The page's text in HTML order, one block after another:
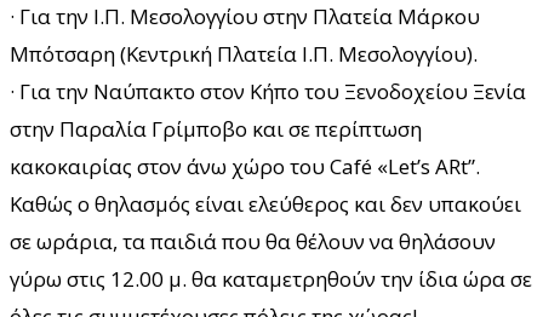
· Για την Ι.Π. Μεσολογγίου στην Πλατεία Μάρκου
Μπότσαρη (Κεντρική Πλατεία Ι.Π. Μεσολογγίου).
· Για την Ναύπακτο στον Κήπο του Ξενοδοχείου Ξενία
στην Παραλία Γρίμποβο και σε περίπτωση
κακοκαιρίας στον άνω χώρο του Café «Let’s ARt”.
Καθώς ο θηλασμός είναι ελεύθερος και δεν υπακούει
σε ωράρια, τα παιδιά που θα θέλουν να θηλάσουν
γύρω στις 12.00 μ. θα καταμετρηθούν την ίδια ώρα σε